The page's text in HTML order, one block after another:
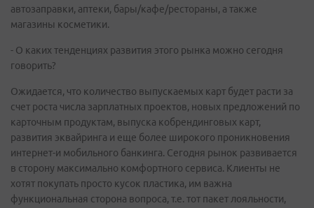
автозаправки, аптеки, бары/кафе/рестораны, а также
магазины косметики.
- О каких тенденциях развития этого рынка можно сегодня
говорить?
Ожидается, что количество выпускаемых карт будет расти за
счет роста числа зарплатных проектов, новых предложений по
карточным продуктам, выпуска кобрендинговых карт,
развития эквайринга и еще более широкого проникновения
интернет-и мобильного банкинга. Сегодня рынок развивается
в сторону максимально комфортного сервиса. Клиенты не
хотят покупать просто кусок пластика, им важна
функциональная сторона вопроса, т.е. тот пакет лояльности,